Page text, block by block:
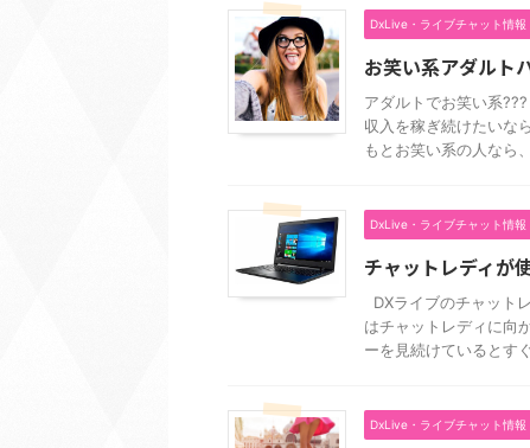
DxLive・ライブチャット情報
お笑い系アダルト
アダルトでお笑い系
収入を稼ぎ続けたいな
もとお笑い系の人なら
DxLive・ライブチャット情報
チャットレディが
DXライブのチャット
はチャットレディに向
ーを見続けているとす
DxLive・ライブチャット情報